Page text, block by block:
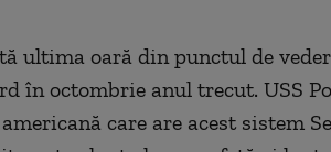
ultima oară din punctul de
în octombrie anul trecut. USS
care are acest sistem